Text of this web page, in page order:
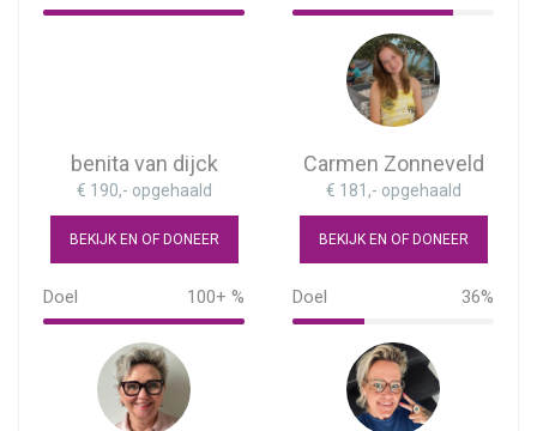
80%
benita van dijck
€ 190,- opgehaald
BEKIJK EN OF DONEER
Doel 100+ %
190%
Carmen Zonneveld
€ 181,- opgehaald
BEKIJK EN OF DONEER
Doel 36%
36%